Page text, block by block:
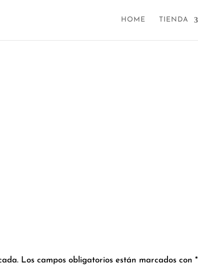
HOME TIENDA
Los campos obligatorios están marcados con*